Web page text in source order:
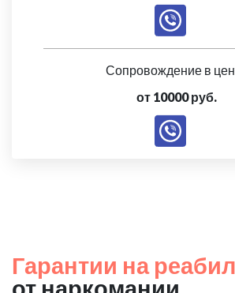
Сопровождение в
от 10000 руб.
Гарантии на